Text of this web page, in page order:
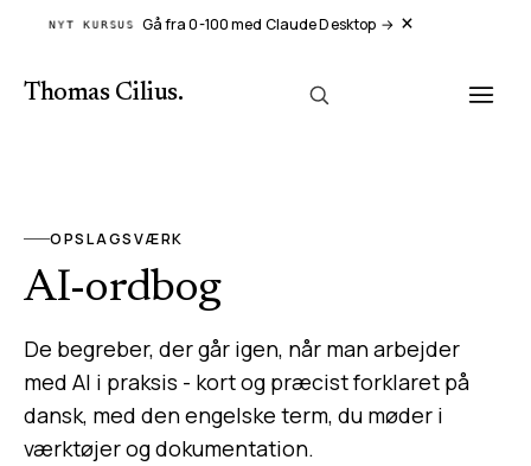
NYT KURSUS Gå fra 0-100 med Claude Desktop → ×
Thomas Cilius.
OPSLAGSVÆRK
AI-ordbog
De begreber, der går igen, når man arbejder
med AI i praksis - kort og præcist forklaret på
dansk, med den engelske term, du møder i
værktøjer og dokumentation.